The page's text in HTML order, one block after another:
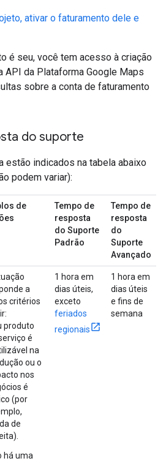
ativar o faturamento dele e
é seu, você tem acesso à criação
API da Plataforma Google Maps
sobre a conta de faturamento
do suporte
estão indicados na tabela abaixo
podem variar):
de
Tempo de
resposta
do Suporte
Padrão
Tempo de
resposta
do
Suporte
Avançado
a
critérios
produto
é
na
ou o
nos
é
(por
de
há uma
1 hora em
dias úteis,
exceto
feriados
regionais
1 hora em
dias úteis
e fins de
semana